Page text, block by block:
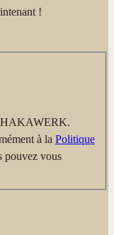
!
HAKAWERK.
à la Politique
vous